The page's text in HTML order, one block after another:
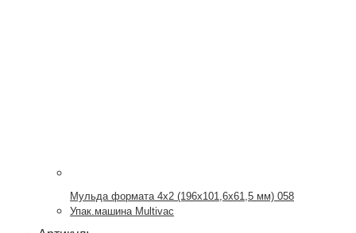
Мульда формата 4х2 (196х101,6х61,5 мм) 058
Упак.машина Multivac